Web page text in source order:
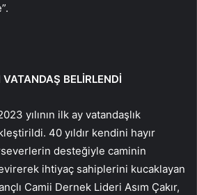
BELİRLENDİ
yılının ilk ay vatandaşlık
40 yıldır kendini hayır
desteğiyle caminin
ihtiyaç sahiplerini kucaklayan
Camii Dernek Lideri Asım Çakır,